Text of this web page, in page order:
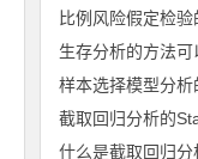
比例风险假定检验
生存分析的方法可
样本选择模型分析
截取回归分析的
什么是截取回归分